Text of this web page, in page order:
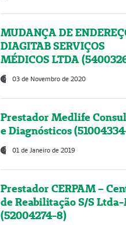
MUDANÇA DE
DIAGITAB SERVIÇOS
MÉDICOS LTDA
03 de Novembro de 2020
Prestador Medlife
e Diagnósticos
01 de Janeiro de 2019
Prestador CERPAM –
de Reabilitação S/S
(52004274-8)